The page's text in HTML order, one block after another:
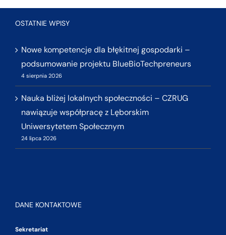
OSTATNIE WPISY
Nowe kompetencje dla błękitnej gospodarki –
podsumowanie projektu BlueBioTechpreneurs
4 sierpnia 2026
Nauka bliżej lokalnych społeczności – CZRUG
nawiązuje współpracę z Lęborskim
Uniwersytetem Społecznym
24 lipca 2026
DANE KONTAKTOWE
Sekretariat